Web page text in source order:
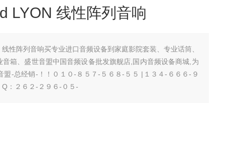
LYON 线性阵列音响
性阵列音响买专业进口音频设备到家庭影院套装、专业话筒、
箱、盛世音盟中国音频设备批发旗舰店,国内音频设备商城,为
-总经销-！！０１０-８５７-５６８-５５ |１３４-６６６-９
：２６２-２９６-０５-